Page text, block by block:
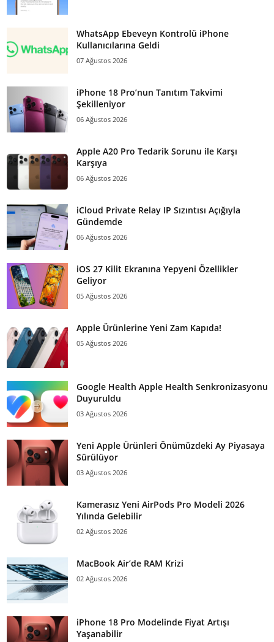
WhatsApp Ebeveyn Kontrolü iPhone
Kullanıcılarına Geldi
07 Ağustos 2026
iPhone 18 Pro’nun Tanıtım Takvimi
Şekilleniyor
06 Ağustos 2026
Apple A20 Pro Tedarik Sorunu ile Karşı
Karşıya
06 Ağustos 2026
iCloud Private Relay IP Sızıntısı Açığıyla
Gündemde
06 Ağustos 2026
iOS 27 Kilit Ekranına Yepyeni Özellikler
Geliyor
05 Ağustos 2026
Apple Ürünlerine Yeni Zam Kapıda!
05 Ağustos 2026
Google Health Apple Health Senkronizasyonu
Duyuruldu
03 Ağustos 2026
Yeni Apple Ürünleri Önümüzdeki Ay Piyasaya
Sürülüyor
03 Ağustos 2026
Kamerasız Yeni AirPods Pro Modeli 2026
Yılında Gelebilir
02 Ağustos 2026
MacBook Air’de RAM Krizi
02 Ağustos 2026
iPhone 18 Pro Modelinde Fiyat Artışı
Yaşanabilir